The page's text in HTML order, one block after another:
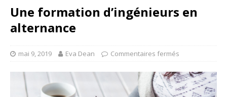
Une formation d’ingénieurs en
alternance
mai 9, 2019 Eva Dean Commentaires fermés